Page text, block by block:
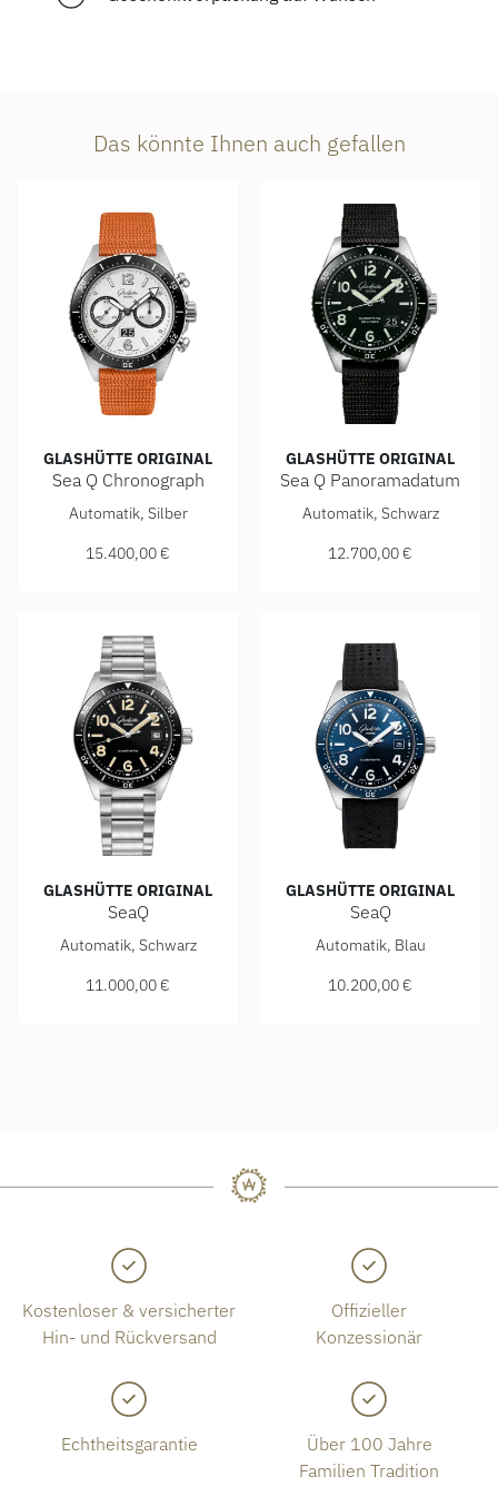
Das könnte Ihnen auch gefallen
GLASHÜTTE ORIGINAL
Sea Q Chronograph
Glashütte Original Sea Q Chronograph , Ref: 1-37-23-03-
Automatik, Silber
15.400,00 €
GLASHÜTTE ORIGINAL
Sea Q Panoramadatum
Glashütte Original Sea Q
Automatik, Schwarz
12.700,00 €
GLASHÜTTE ORIGINAL
SeaQ
Glashütte Original SeaQ, Ref: 1-39-11-06-60-70, Preis:
Automatik, Schwarz
11.000,00 €
GLASHÜTTE ORIGINAL
SeaQ
Glashütte Original SeaQ,
Automatik, Blau
10.200,00 €
Kostenloser & versicherter
Hin- und Rückversand
Offizieller
Konzessionär
Echtheitsgarantie
Über 100 Jahre
Familien Tradition